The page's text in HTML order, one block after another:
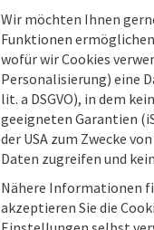
Wir möchten Ihnen
Funktionen
wofür wir Cookies
Personalisierung) eine
lit. a DSGVO), in dem
geeigneten Garantien
der USA zum Zwecke
Daten zugreifen und
Nähere Informationen
akzeptieren Sie die